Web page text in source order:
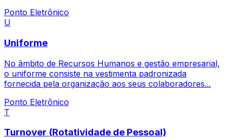
Ponto Eletrônico
U
Uniforme
No âmbito de Recursos Humanos e gestão empresarial,
o uniforme consiste na vestimenta padronizada
fornecida pela organização aos seus colaboradores...
Ponto Eletrônico
T
Turnover (Rotatividade de Pessoal)